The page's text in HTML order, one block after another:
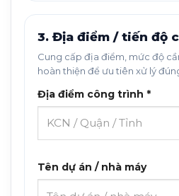
3. Địa điểm / tiến độ
Cung cấp địa điểm, mức độ
hoàn thiện để ưu tiên xử lý
Địa điểm công trình *
Tên dự án / nhà máy